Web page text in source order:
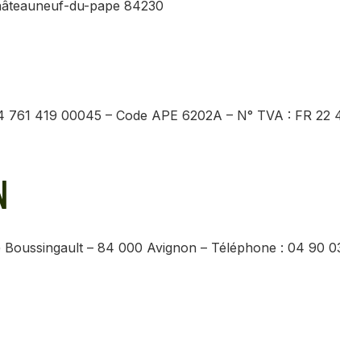
du-pape 84230
419 00045 – Code APE 6202A – N° TVA : FR 22
Boussingault – 84 000 Avignon – Téléphone : 04 90